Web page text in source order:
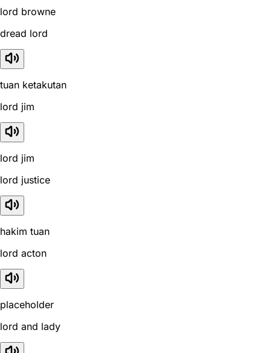
lord browne
dread lord
tuan ketakutan
lord jim
lord jim
lord justice
hakim tuan
lord acton
placeholder
lord and lady